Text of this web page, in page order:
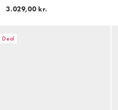
3.029,00 kr.
Deal